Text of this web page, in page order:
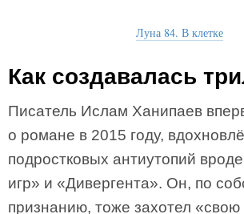
Луна 84. В клетке
Как создавалась
Писатель Ислам Ханипаев
о романе в 2015 году,
подростковых антиутопий
игр» и «Дивергента». Он, по
признанию, тоже захотел